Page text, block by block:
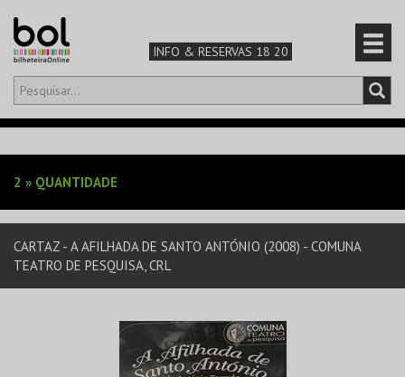
INFO & RESERVAS 18 20
Olá,iniciar sessão
TEATRO & ARTE
MÚSICA & FESTIVAIS
DESPORTO & AVENTURA
2 » QUANTIDADE
CARTAZ - A AFILHADA DE SANTO ANTÓNIO (2008) - COMUNA
TEATRO DE PESQUISA, CRL